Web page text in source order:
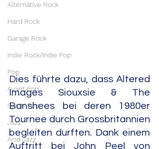
Alternative Rock
Hard Rock
Garage Rock
Indie Rock/Indie Pop
Pop
Avant Pop
Synth Pop
Jazz
Acid Jazz
Dies führte dazu, dass Altered
Images Siouxsie & The
Banshees bei deren 1980er
Tournee durch Grossbritannien
begleiten durften. Dank einem
Auftritt bei John Peel von